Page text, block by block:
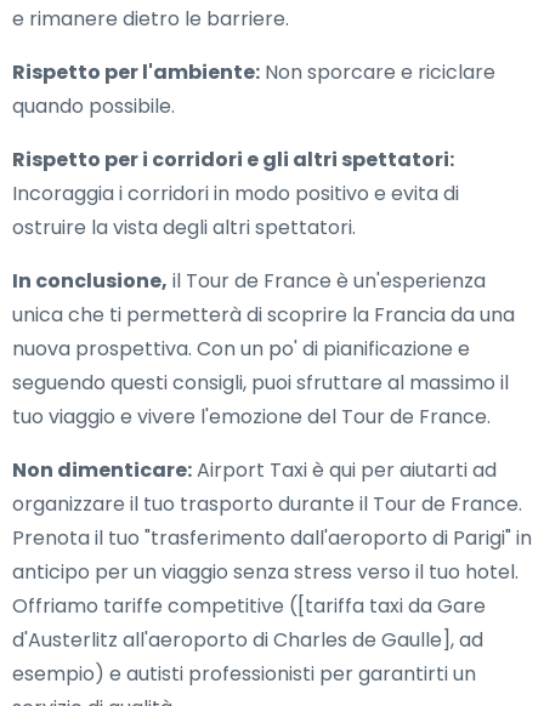
e rimanere dietro le barriere.
Rispetto per l'ambiente: Non sporcare e riciclare
quando possibile.
Rispetto per i corridori e gli altri spettatori:
Incoraggia i corridori in modo positivo e evita di
ostruire la vista degli altri spettatori.
In conclusione, il Tour de France è un'esperienza
unica che ti permetterà di scoprire la Francia da una
nuova prospettiva. Con un po' di pianificazione e
seguendo questi consigli, puoi sfruttare al massimo il
tuo viaggio e vivere l'emozione del Tour de France.
Non dimenticare:Airport Taxi è qui per aiutarti ad
organizzare il tuo trasporto durante il Tour de France.
Prenota il tuo "trasferimento dall'aeroporto di Parigi" in
anticipo per un viaggio senza stress verso il tuo hotel.
Offriamo tariffe competitive ([tariffa taxi da Gare
d'Austerlitz all'aeroporto di Charles de Gaulle], ad
esempio) e autisti professionisti per garantirti un